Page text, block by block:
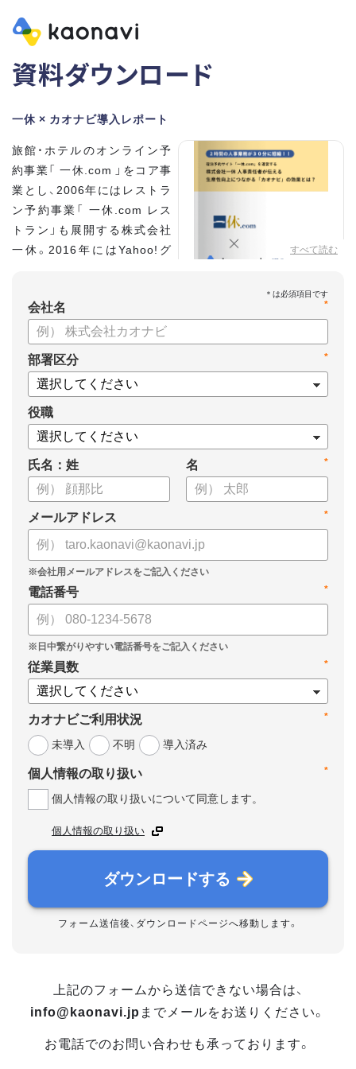
資料ダウンロード
一休 × カオナビ導入レポート
すべて読む
旅館・ホテルのオンライン予
約事業「 一休.com 」をコア事
業とし、2006年にはレストラ
ン予約事業「 一休.com レス
トラン」も展開する株式会社
一休。2016年にはYahoo!グ
す。積極的な採用を進め、社員
数は350名に拡大。いま、自社
を「第二次創業期」と位置づける同社の人事を統括する、執行役
員 CHRO 管理本部長 植村弘子様に「カオナビ」の導入の経緯
から、現在の活用方法と効果を伺いました。
*
会社名
*
部署区分
役職
氏名：姓 *
名
*
メールアドレス
*
電話番号
*
従業員数
*
カオナビご利用状況
未導入
不明 導入済み
*
個人情報の取り扱い
個人情報の取り扱いについて同意します。
個人情報の取り扱い
ダウンロードする
フォーム送信後、ダウンロードページへ移動します。
上記のフォームから送信できない場合は、
info@kaonavi.jp までメールをお送りください。
お電話でのお問い合わせも承っております。